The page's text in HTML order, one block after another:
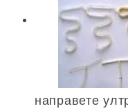
направете